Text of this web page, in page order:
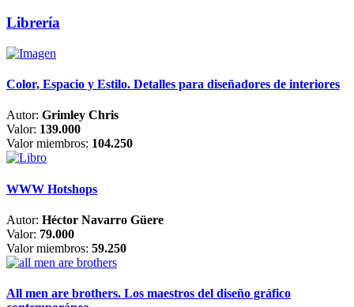
Librería
Color, Espacio y Estilo. Detalles para diseñadores de interiores
Autor: Grimley Chris
Valor: 139.000
Valor miembros: 104.250
WWW Hotshops
Autor: Héctor Navarro Güere
Valor: 79.000
Valor miembros: 59.250
All men are brothers. Los maestros del diseño gráfico